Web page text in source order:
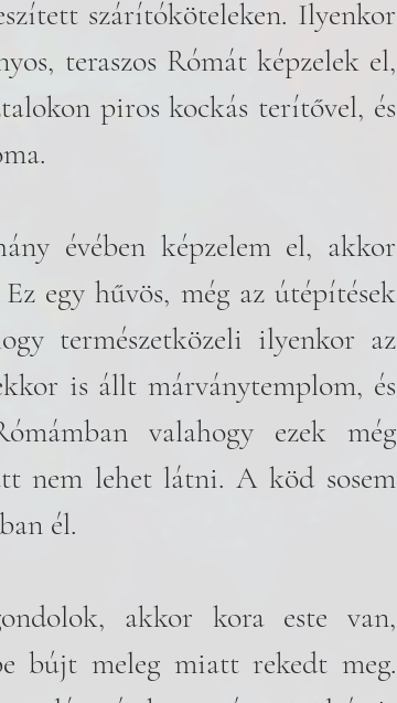
szárítóköteleken. Ilyenkor
teraszos Rómát képzelek el,
piros kockás terítővel, és
évében képzelem el, akkor
egy hűvös, még az útépítések
természetközeli ilyenkor az
is állt márványtemplom, és
valahogy ezek még
nem lehet látni. A köd sosem
él.
akkor kora este van,
bújt meleg miatt rekedt meg.